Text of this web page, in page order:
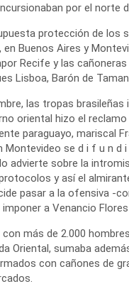
por el norte
protección de los
en Buenos Aires y
Recife y las
Lisboa, Barón de
las tropas
oriental hizo el
paraguayo, mariscal
Montevideo se d i f u n d
advierte sobre la
y así el
pasar a la ofensiva -
imponer a Venancio
más de 2.000
Oriental, sumaba
con cañones de